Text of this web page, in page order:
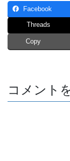
Facebook
Threads
Copy
コメント